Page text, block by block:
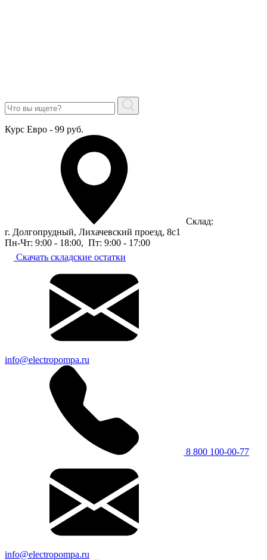
Курс Евро - 99 руб.
Склад:
г. Долгопрудный, Лихачевский проезд, 8c1
Пн-Чт: 9:00 - 18:00, Пт: 9:00 - 17:00
Скачать складские остатки
info@electropompa.ru
8 800 100-00-77
info@electropompa.ru